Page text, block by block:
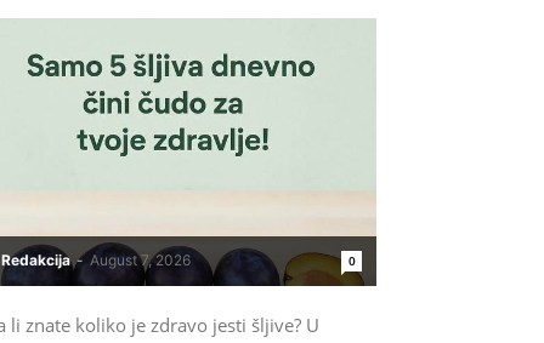
Redakcija - August 7, 2026 0
li znate koliko je zdravo jesti šljive? U